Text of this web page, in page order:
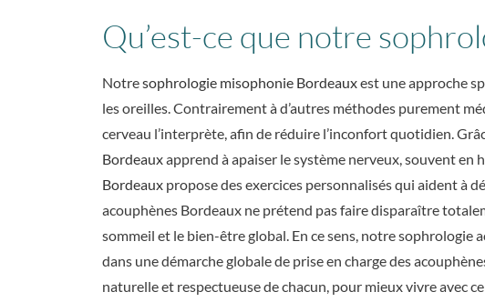
Qu’est-ce que notre
Notresophrologie misophonie Bordeauxest une approche
les oreilles. Contrairement à d’autres méthodes purement
cerveau l’interprète, afin de réduire l’inconfort quotidien.
Bordeauxapprend à apaiser le système nerveux, souvent en
Bordeaux propose des exercices personnalisés qui aident à
acouphènes Bordeaux ne prétend pas faire disparaître
sommeil et le bien-être global. En ce sens, notre
dans une démarche globale de prise en charge des
naturelle et respectueuse de chacun, pour mieux vivre avec